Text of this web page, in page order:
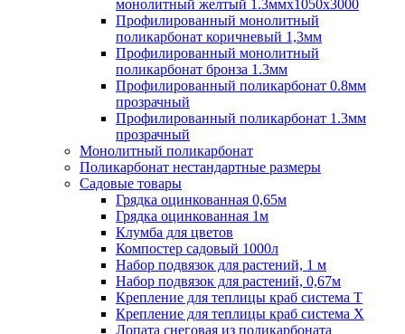
монолитный желтый 1.3ммх1050х3000
Профилированный монолитный
поликарбонат коричневый 1,3мм
Профилированный монолитный
поликарбонат бронза 1.3мм
Профилированный поликарбонат 0.8мм
прозрачный
Профилированный поликарбонат 1.3мм
прозрачный
Монолитный поликарбонат
Поликарбонат нестандартные размеры
Садовые товары
Грядка оцинкованная 0,65м
Грядка оцинкованная 1м
Клумба для цветов
Компостер садовый 1000л
Набор подвязок для растений, 1 м
Набор подвязок для растений, 0,67м
Крепление для теплицы краб система Т
Крепление для теплицы краб система Х
Лопата снеговая из поликарбоната